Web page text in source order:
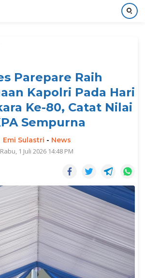
Parepare Raih
Kapolri Pada Hari
Ke-80, Catat Nilai
Sempurna
Emi Sulastri - News
Rabu, 1 Juli 2026 14:48 PM